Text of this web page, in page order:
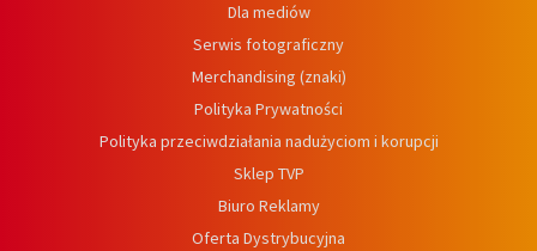
Dla mediów
Serwis fotograficzny
Merchandising (znaki)
Polityka Prywatności
Polityka przeciwdziałania nadużyciom i korupcji
Sklep TVP
Biuro Reklamy
Oferta Dystrybucyjna